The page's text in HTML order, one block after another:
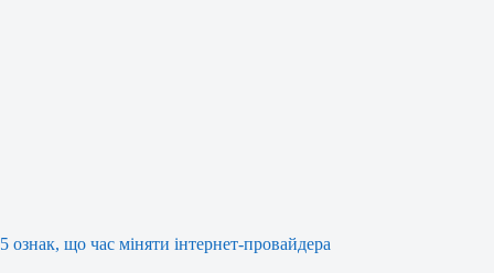
5 ознак, що час міняти інтернет-провайдера